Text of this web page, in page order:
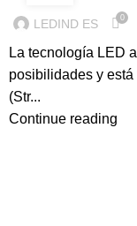
LEDIND ES 0
La tecnología LED
posibilidades y
(Str...
Continue reading